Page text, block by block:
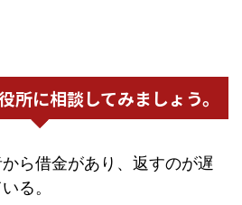
所に相談してみましょう。
ら借金があり、返すのが遅
る。